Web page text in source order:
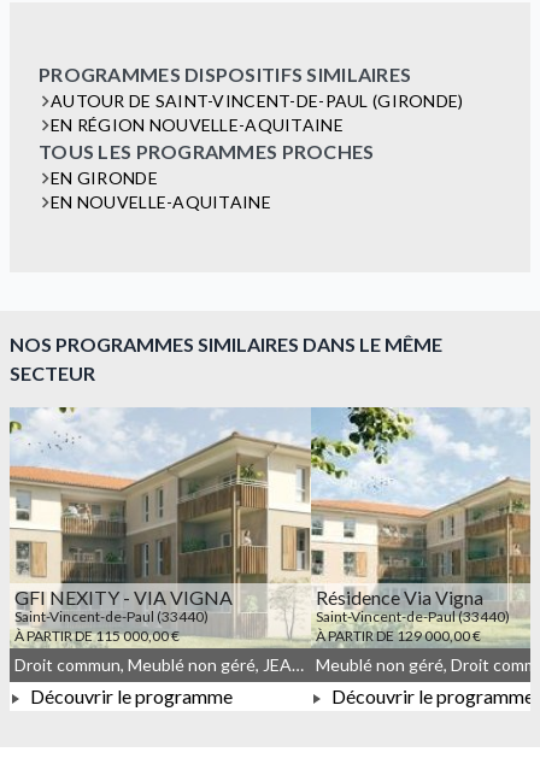
PROGRAMMES DISPOSITIFS SIMILAIRES
AUTOUR DE SAINT-VINCENT-DE-PAUL (GIRONDE)
EN RÉGION NOUVELLE-AQUITAINE
TOUS LES PROGRAMMES PROCHES
EN GIRONDE
EN NOUVELLE-AQUITAINE
NOS PROGRAMMES SIMILAIRES DANS LE MÊME
SECTEUR
GFI NEXITY - VIA VIGNA
Saint-Vincent-de-Paul (33440)
À PARTIR DE 115 000,00 €
Droit commun, Meublé non géré, JEANBRUN
Découvrir le programme
Résidence Via Vigna
Saint-Vincent-de-Paul (33440)
À PARTIR DE 129 000,00 €
Meublé non géré, Droit
Découvrir le programme